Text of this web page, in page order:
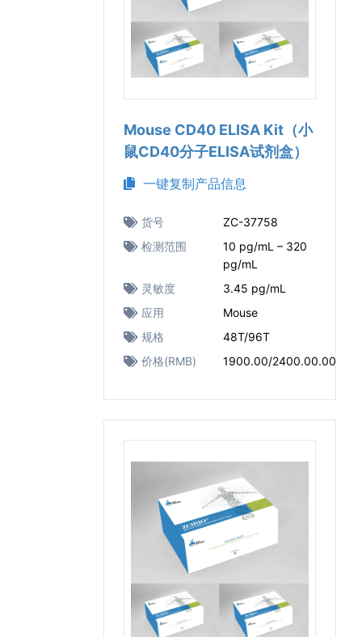
Mouse CD40 ELISA Kit（小
鼠CD40分子ELISA试剂盒）
一键复制产品信息
货号
ZC-37758
检测范围
10 pg/mL – 320
pg/mL
灵敏度
3.45 pg/mL
应用
Mouse
规格
48T/96T
价格(RMB)
1900.00/2400.00.00